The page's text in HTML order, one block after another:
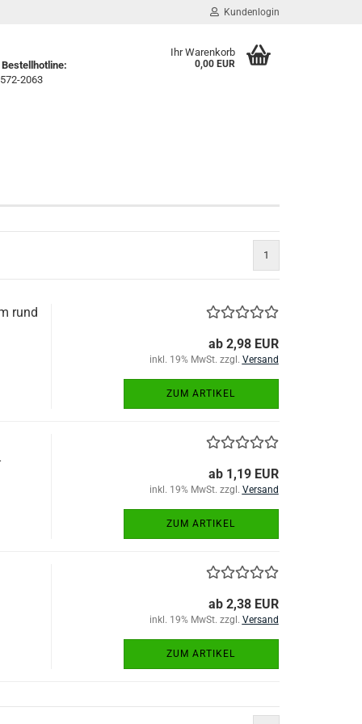
Kundenlogin
2063
Ihr Warenkorb
0,00 EUR
1
rund
ab 2,98 EUR
inkl. 19% MwSt. zzgl. Versand
ZUM ARTIKEL
ab 1,19 EUR
inkl. 19% MwSt. zzgl. Versand
ZUM ARTIKEL
ab 2,38 EUR
inkl. 19% MwSt. zzgl. Versand
ZUM ARTIKEL